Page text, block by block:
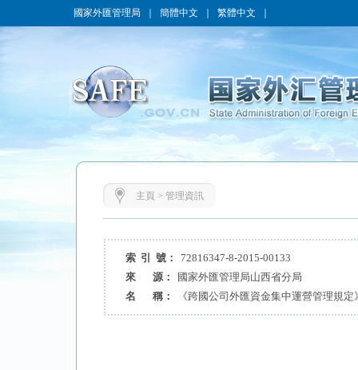
國家外匯管理局 簡體中文 繁體中文
主頁 > 管理資訊
索 引 號：
72816347-8-2015-00133
來 源：
國家外匯管理局山西省分局
名 稱：
《跨國公司外匯資金集中運營管理規定